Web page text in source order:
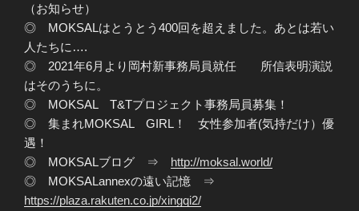
（お知らせ）
◎ MOKSALはとうとう400回を超えました。あとは若い
人たちに….
◎ 2021年6月より岡村新事務局員就任 所信表明演説
はそのうちに。
◎ MOKSAL T&Tプロジェクト事務局員募集！
◎ 集まれMOKSAL GIRL！ 女性参加者(気持だけ）優
遇！
◎ MOKSALブログ ⇒ http://moksal.world/
◎ MOKSALannexの遠い記憶 ⇒
https://plaza.rakuten.co.jp/xingqi2/